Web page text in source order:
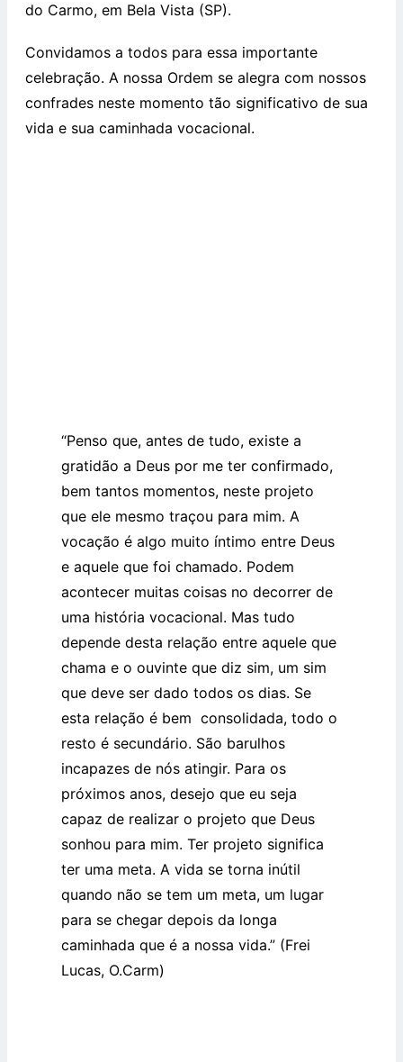
do Carmo, em Bela Vista (SP).
Convidamos a todos para essa importante
celebração. A nossa Ordem se alegra com nossos
confrades neste momento tão significativo de sua
vida e sua caminhada vocacional.
“Penso que, antes de tudo, existe a
gratidão a Deus por me ter confirmado,
bem tantos momentos, neste projeto
que ele mesmo traçou para mim. A
vocação é algo muito íntimo entre Deus
e aquele que foi chamado. Podem
acontecer muitas coisas no decorrer de
uma história vocacional. Mas tudo
depende desta relação entre aquele que
chama e o ouvinte que diz sim, um sim
que deve ser dado todos os dias. Se
esta relação é bem consolidada, todo o
resto é secundário. São barulhos
incapazes de nós atingir. Para os
próximos anos, desejo que eu seja
capaz de realizar o projeto que Deus
sonhou para mim. Ter projeto significa
ter uma meta. A vida se torna inútil
quando não se tem um meta, um lugar
para se chegar depois da longa
caminhada que é a nossa vida.” (Frei
Lucas, O.Carm)